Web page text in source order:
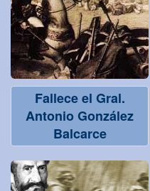
Fallece el Gral.
Antonio González
Balcarce